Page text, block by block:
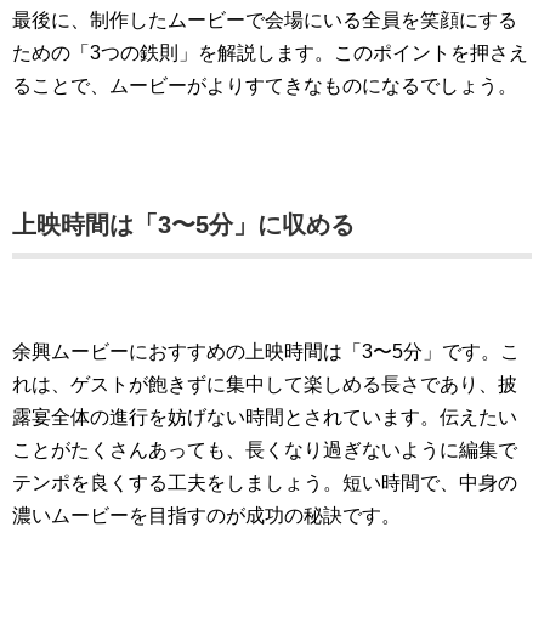
最後に、制作したムービーで会場にいる全員を笑顔にする
ための「3つの鉄則」を解説します。このポイントを押さえ
ることで、ムービーがよりすてきなものになるでしょう。
上映時間は「3〜5分」に収める
余興ムービーにおすすめの上映時間は「3〜5分」です。こ
れは、ゲストが飽きずに集中して楽しめる長さであり、披
露宴全体の進行を妨げない時間とされています。伝えたい
ことがたくさんあっても、長くなり過ぎないように編集で
テンポを良くする工夫をしましょう。短い時間で、中身の
濃いムービーを目指すのが成功の秘訣です。